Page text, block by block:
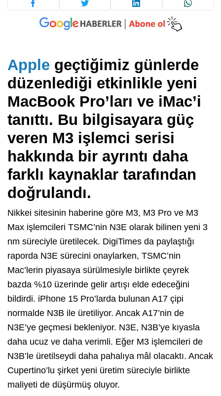
Apple geçtiğimiz günlerde
düzenlediği etkinlikle yeni
MacBook Pro’ları ve iMac’i
tanıttı. Bu bilgisayara güç
veren M3 işlemci serisi
hakkında bir ayrıntı daha
farklı kaynaklar tarafından
doğrulandı.
Nikkei sitesinin haberine göre M3, M3 Pro ve M3
Max işlemcileri TSMC’nin N3E olarak bilinen yeni 3
nm süreciyle üretilecek. DigiTimes da paylaştığı
raporda N3E sürecini onaylarken, TSMC’nin
Mac’lerin piyasaya sürülmesiyle birlikte çeyrek
bazda %10 üzerinde gelir artışı elde edeceğini
bildirdi. iPhone 15 Pro’larda bulunan A17 çipi
normalde N3B ile üretiliyor. Ancak A17’nin de
N3E’ye geçmesi bekleniyor. N3E, N3B’ye kıyasla
daha ucuz ve daha verimli. Eğer M3 işlemcileri de
N3B’le üretilseydi daha pahalıya mâl olacaktı. Ancak
Cupertino’lu şirket yeni üretim süreciyle birlikte
maliyeti de düşürmüş oluyor.